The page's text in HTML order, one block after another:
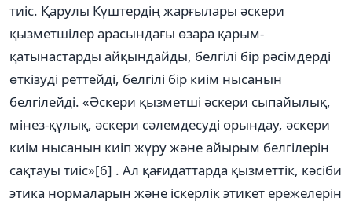
тиіс. Қарулы Күштердің жарғылары әскери
қызметшілер арасындағы өзара қарым-
қатынастарды айқындайды, белгілі бір рәсімдерді
өткізуді реттейді, белгілі бір киім нысанын
белгілейді. «Әскери қызметші әскери сыпайылық,
мінез-құлық, әскери сәлемдесуді орындау, әскери
киім нысанын киіп жүру және айырым белгілерін
сақтауы тиіс»[6] . Ал қағидаттарда қызметтік, кәсіби
этика нормаларын және іскерлік этикет ережелерін